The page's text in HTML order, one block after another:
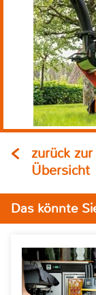
zurück zur
Übersicht
Das könnte